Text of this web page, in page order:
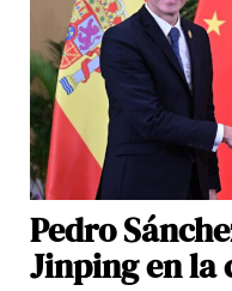
Pedro
Jinping en la